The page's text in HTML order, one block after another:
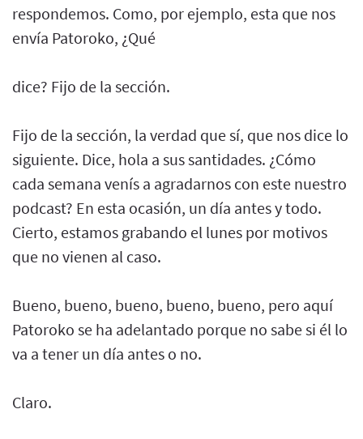
respondemos. Como, por ejemplo, esta que nos
envía Patoroko, ¿Qué
dice? Fijo de la sección.
Fijo de la sección, la verdad que sí, que nos dice lo
siguiente. Dice, hola a sus santidades. ¿Cómo
cada semana venís a agradarnos con este nuestro
podcast? En esta ocasión, un día antes y todo.
Cierto, estamos grabando el lunes por motivos
que no vienen al caso.
Bueno, bueno, bueno, bueno, bueno, pero aquí
Patoroko se ha adelantado porque no sabe si él lo
va a tener un día antes o no.
Claro.